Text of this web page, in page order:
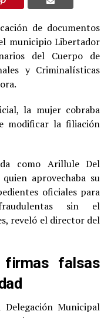
de documentos
municipio Libertador
del Cuerpo de
y Criminalísticas
la mujer cobraba
modificar la filiación
como Arillule Del
aprovechaba su
oficiales para
sin el
reveló el director del
firmas falsas
Municipal